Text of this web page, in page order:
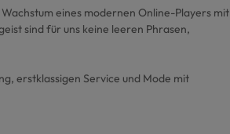
eines modernen Online-Players mit
sind für uns keine leeren Phrasen,
erstklassigen Service und Mode mit